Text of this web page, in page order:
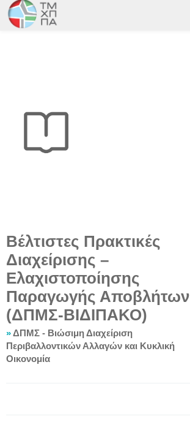
Βέλτιστες Πρακτικές
Διαχείρισης –
Ελαχιστοποίησης
Παραγωγής Αποβλήτων
(ΔΠΜΣ-ΒΙΔΙΠΑΚΟ)
»ΔΠΜΣ - Βιώσιμη Διαχείριση
Περιβαλλοντικών Αλλαγών και Κυκλική
Οικονομία